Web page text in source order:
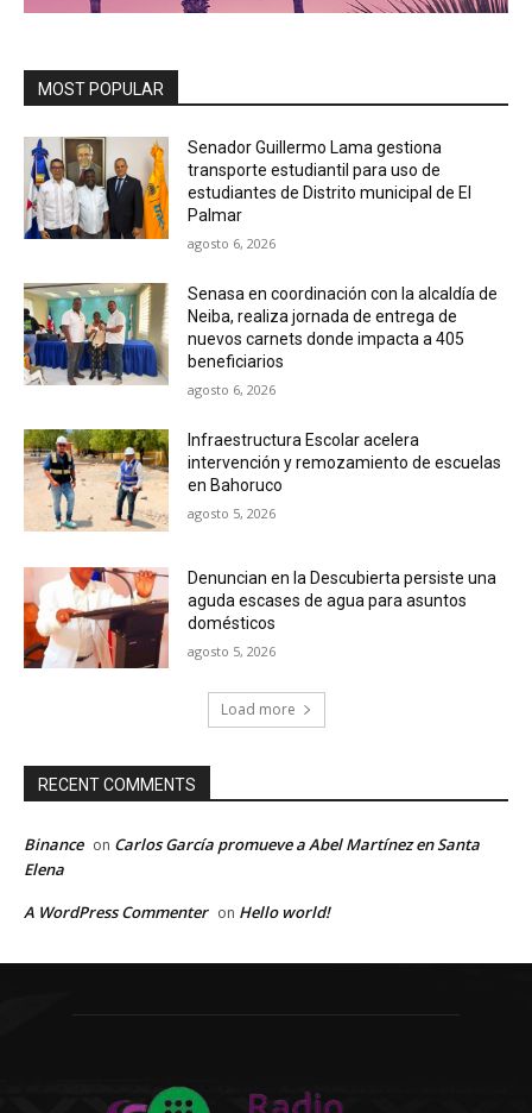
MOST POPULAR
Senador Guillermo Lama gestiona
transporte estudiantil para uso de
estudiantes de Distrito municipal de El
Palmar
agosto 6, 2026
Senasa en coordinación con la alcaldía de
Neiba, realiza jornada de entrega de
nuevos carnets donde impacta a 405
beneficiarios
agosto 6, 2026
Infraestructura Escolar acelera
intervención y remozamiento de escuelas
en Bahoruco
agosto 5, 2026
Denuncian en la Descubierta persiste una
aguda escases de agua para asuntos
domésticos
agosto 5, 2026
Load more
RECENT COMMENTS
Binance on Carlos García promueve a Abel Martínez en Santa
Elena
A WordPress Commenter on Hello world!